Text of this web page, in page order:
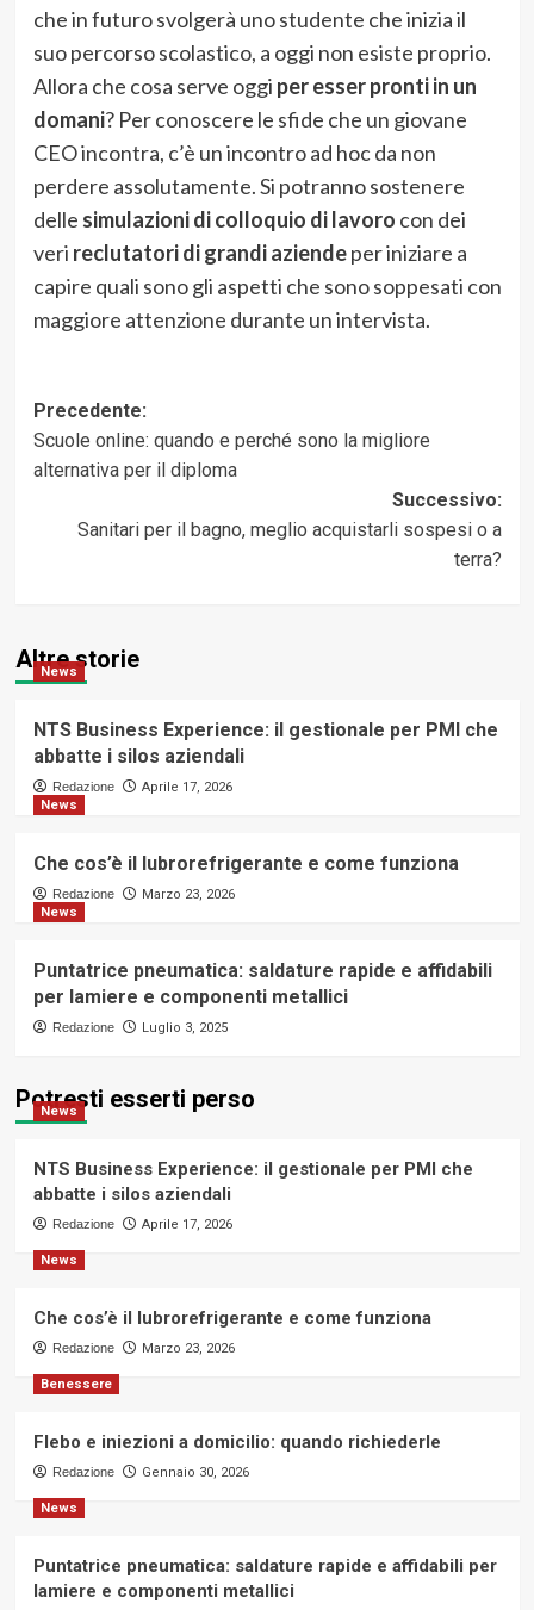
che in futuro svolgerà uno studente che inizia il
suo percorso scolastico, a oggi non esiste proprio.
Allora che cosa serve oggi per esser pronti in un
domani? Per conoscere le sfide che un giovane
CEO incontra, c’è un incontro ad hoc da non
perdere assolutamente. Si potranno sostenere
delle simulazioni di colloquio di lavoro con dei
veri reclutatori di grandi aziendeper iniziare a
capire quali sono gli aspetti che sono soppesati con
maggiore attenzione durante un intervista.
Navigazione
articolo
Precedente:
Scuole online: quando e perché sono la migliore
alternativa per il diploma
Successivo:
Sanitari per il bagno, meglio acquistarli sospesi o a
terra?
Altre storie
News
NTS Business Experience: il gestionale per PMI che
abbatte i silos aziendali
Redazione
Aprile 17, 2026
News
Che cos’è il lubrorefrigerante e come funziona
Redazione
Marzo 23, 2026
News
Puntatrice pneumatica: saldature rapide e affidabili
per lamiere e componenti metallici
Redazione Luglio 3, 2025
Potresti esserti perso
News
NTS Business Experience: il gestionale per PMI che
abbatte i silos aziendali
Redazione Aprile 17, 2026
News
Che cos’è il lubrorefrigerante e come funziona
Redazione Marzo 23, 2026
Benessere
Flebo e iniezioni a domicilio: quando richiederle
Redazione Gennaio 30, 2026
News
Puntatrice pneumatica: saldature rapide e affidabili per
lamiere e componenti metallici